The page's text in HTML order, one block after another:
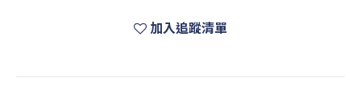
加入追蹤清單